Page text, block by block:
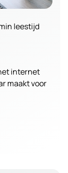
leestijd
internet
maakt voor